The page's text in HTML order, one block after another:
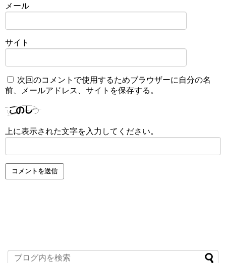
メール
サイト
次回のコメントで使用するためブラウザーに自分の名
前、メールアドレス、サイトを保存する。
上に表示された文字を入力してください。